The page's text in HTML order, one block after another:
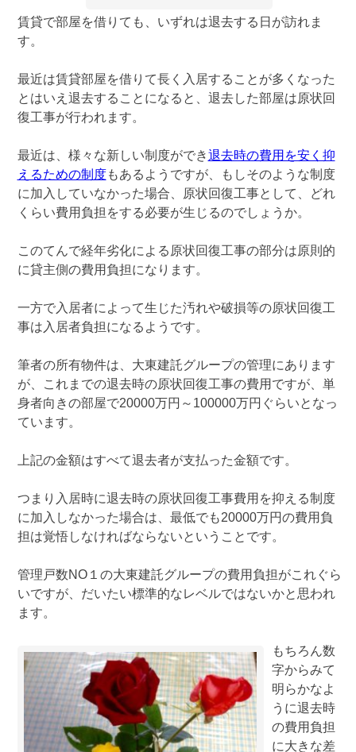
賃貸で部屋を借りても、いずれは退去する日が訪れま
す。
最近は賃貸部屋を借りて長く入居することが多くなった
とはいえ退去することになると、退去した部屋は原状回
復工事が行われます。
最近は、様々な新しい制度ができ退去時の費用を安く抑
えるための制度もあるようですが、もしそのような制度
に加入していなかった場合、原状回復工事として、どれ
くらい費用負担をする必要が生じるのでしょうか。
このてんで経年劣化による原状回復工事の部分は原則的
に貸主側の費用負担になります。
一方で入居者によって生じた汚れや破損等の原状回復工
事は入居者負担になるようです。
筆者の所有物件は、大東建託グループの管理にあります
が、これまでの退去時の原状回復工事の費用ですが、単
身者向きの部屋で20000万円～100000万円ぐらいとなっ
ています。
上記の金額はすべて退去者が支払った金額です。
つまり入居時に退去時の原状回復工事費用を抑える制度
に加入しなかった場合は、最低でも20000万円の費用負
担は覚悟しなければならないということです。
管理戸数NO１の大東建託グループの費用負担がこれぐら
いですが、だいたい標準的なレベルではないかと思われ
ます。
もちろん数
字からみて
明らかなよ
うに退去時
の費用負担
に大きな差